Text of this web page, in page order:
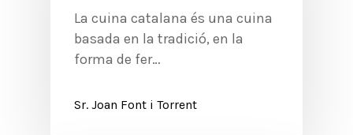
La cuina catalana és una cuina
basada en la tradició, en la
forma de fer…
Sr. Joan Font i Torrent